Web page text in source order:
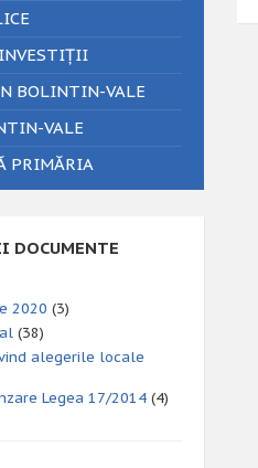
BOLINTIN-VALE
VALE
PRIMĂRIA
DOCUMENTE
2020 (3)
(38)
alegerile locale
Legea 17/2014 (4)